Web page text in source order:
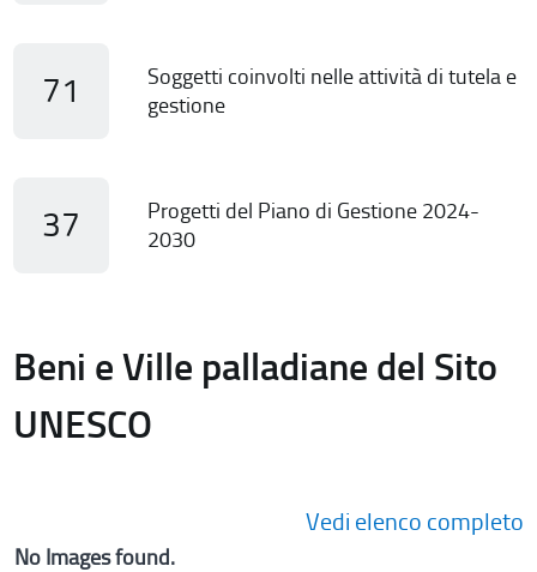
71
Soggetti coinvolti nelle attività di tutela e
gestione
37
Progetti del Piano di Gestione 2024-
2030
Beni e Ville palladiane del Sito
UNESCO
Vedi elenco completo
No Images found.